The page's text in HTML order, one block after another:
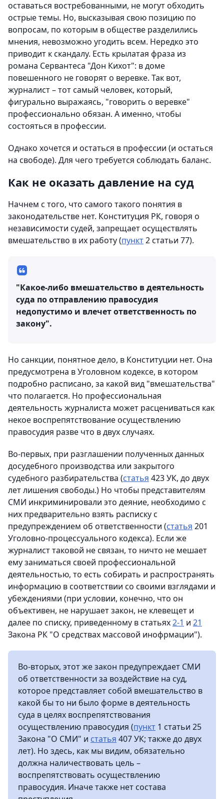
оставаться востребованными, не могут обходить
острые темы. Но, высказывая свою позицию по
вопросам, по которым в обществе разделились
мнения, невозможно угодить всем. Нередко это
приводит к скандалу. Есть крылатая фраза из
романа Сервантеса "Дон Кихот": в доме
повешенного не говорят о веревке. Так вот,
журналист – тот самый человек, который,
фигурально выражаясь, "говорить о веревке"
профессионально обязан. А именно, чтобы
состояться в профессии.
Однако хочется и остаться в профессии (и остаться
на свободе). Для чего требуется соблюдать баланс.
Как не оказать давление на суд
Начнем с того, что самого такого понятия в
законодательстве нет. Конституция РК, говоря о
независимости судей, запрещает осуществлять
вмешательство в их работу (пункт2 статьи 77).
"Какое-либо вмешательство в деятельность
суда по отправлению правосудия
недопустимо и влечет ответственность по
закону".
Но санкции, понятное дело, в Конституции нет. Она
предусмотрена в Уголовном кодексе, в котором
подробно расписано, за какой вид "вмешательства"
что полагается. Но профессиональная
деятельность журналиста может расцениваться как
некое воспрепятствование осуществлению
правосудия разве что в двух случаях.
Во-первых, при разглашении полученных данных
досудебного производства или закрытого
судебного разбирательства (статья 423 УК, до двух
лет лишения свободы.) Но чтобы представителям
СМИ инкриминировали это деяние, необходимо с
них предварительно взять расписку с
предупреждением об ответственности (статья 201
Уголовно-процессуального кодекса). Если же
журналист таковой не связан, то ничто не мешает
ему заниматься своей профессиональной
деятельностью, то есть собирать и распространять
информацию в соответствии со своими взглядами и
убеждениями (при условии, конечно, что он
объективен, не нарушает закон, не клевещет и
далее по списку, приведенному в статьях2-1 и 21
Закона РК "О средствах массовой инофрмации").
Во-вторых, этот же закон предупреждает СМИ
об ответственности за воздействие на суд,
которое представляет собой вмешательство в
какой бы то ни было форме в деятельность
суда в целях воспрепятствования
осуществлению правосудия (пункт 1 статьи 25
Закона "О СМИ" и статья 407 УК; также до двух
лет). Но здесь, как мы видим, обязательно
должна наличествовать цель –
воспрепятствовать осуществлению
правосудия. Иначе также нет состава